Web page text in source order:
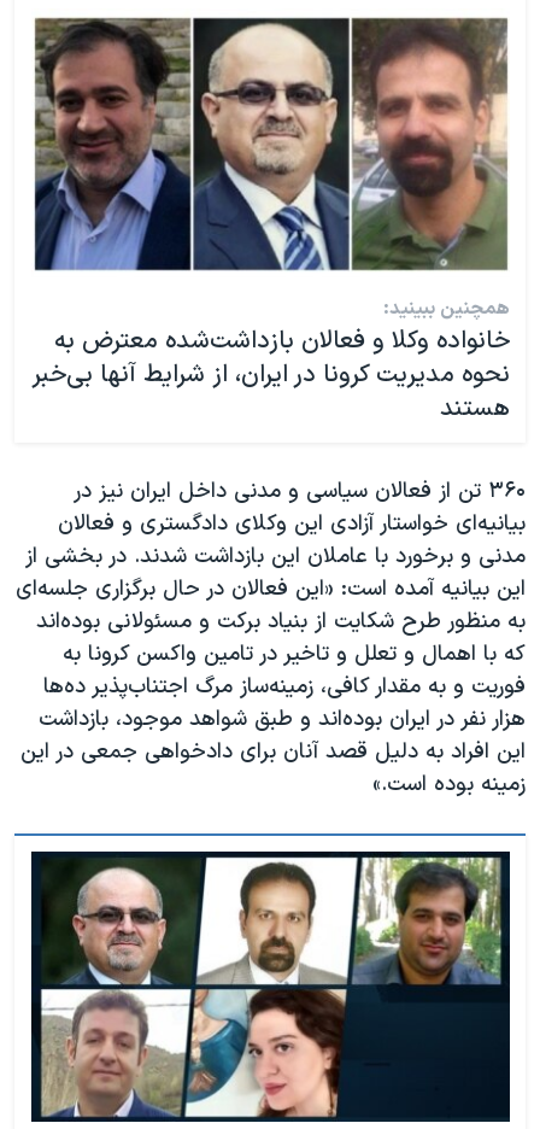
همچنین ببینید:
خانواده وکلا و فعالان بازداشت‌شده معترض به
نحوه مدیریت کرونا در ایران، از شرایط آنها بی‌خبر
هستند
۳۶۰ تن از فعالان سیاسی و مدنی داخل ایران نیز در
بیانیه‌ای خواستار آزادی این وکلای دادگستری و فعالان
مدنی و برخورد با عاملان این بازداشت شدند. در بخشی از
این بیانیه آمده است: «این فعالان در حال برگزاری جلسه‌ای
به منظور طرح شکایت از بنیاد برکت و مسئولانی بوده‌اند
که با اهمال و تعلل و تاخیر در تامین واکسن کرونا به
فوریت و به مقدار کافی، زمینه‌ساز مرگ اجتناب‌پذیر ده‌ها
هزار نفر در ایران بوده‌اند و ‌طبق شواهد موجود، بازداشت‌
این افراد به دلیل قصد آنان برای دادخواهی جمعی در این
زمینه بوده‌ است.»